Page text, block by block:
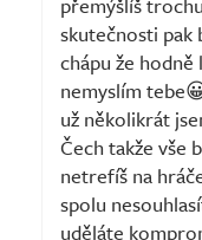
skutečnosti pak
chápu že
nemyslím
už několikrát
Čech takže vše
netrefíš na
spolu
uděláte